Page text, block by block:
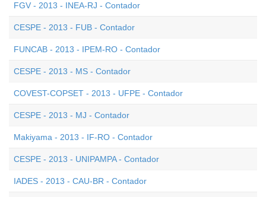
FGV - 2013 - INEA-RJ - Contador
CESPE - 2013 - FUB - Contador
FUNCAB - 2013 - IPEM-RO - Contador
CESPE - 2013 - MS - Contador
COVEST-COPSET - 2013 - UFPE - Contador
CESPE - 2013 - MJ - Contador
Makiyama - 2013 - IF-RO - Contador
CESPE - 2013 - UNIPAMPA - Contador
IADES - 2013 - CAU-BR - Contador